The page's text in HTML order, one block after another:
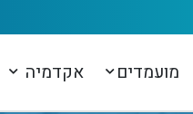
מועמדים אקדמיה